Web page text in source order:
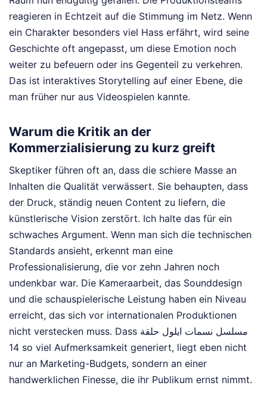
reagieren in Echtzeit auf die Stimmung im Netz. Wenn
ein Charakter besonders viel Hass erfährt, wird seine
Geschichte oft angepasst, um diese Emotion noch
weiter zu befeuern oder ins Gegenteil zu verkehren.
Das ist interaktives Storytelling auf einer Ebene, die
man früher nur aus Videospielen kannte.
Warum die Kritik an der
Kommerzialisierung zu kurz greift
Skeptiker führen oft an, dass die schiere Masse an
Inhalten die Qualität verwässert. Sie behaupten, dass
der Druck, ständig neuen Content zu liefern, die
künstlerische Vision zerstört. Ich halte das für ein
schwaches Argument. Wenn man sich die technischen
Standards ansieht, erkennt man eine
Professionalisierung, die vor zehn Jahren noch
undenkbar war. Die Kameraarbeit, das Sounddesign
und die schauspielerische Leistung haben ein Niveau
erreicht, das sich vor internationalen Produktionen
nicht verstecken muss. Dass مسلسل نسمات ايلول حلقة
14 so viel Aufmerksamkeit generiert, liegt eben nicht
nur an Marketing-Budgets, sondern an einer
handwerklichen Finesse, die ihr Publikum ernst nimmt.